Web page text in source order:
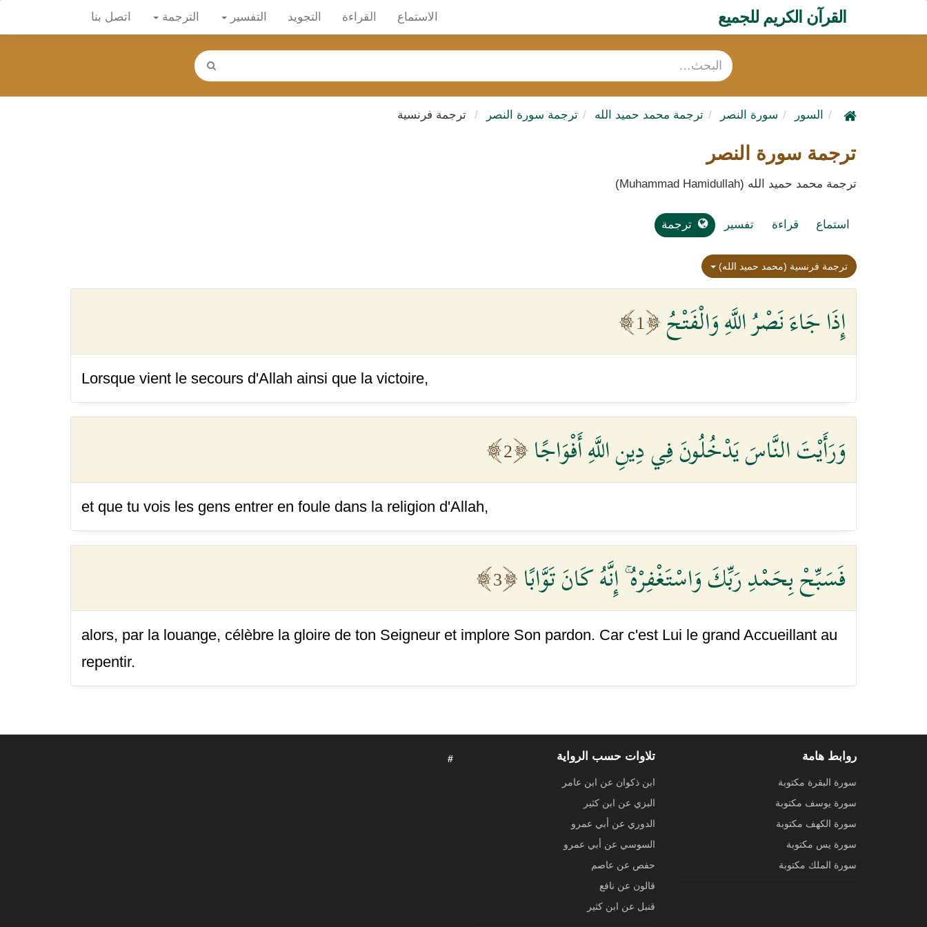
القرآن الكريم للجميع الاستماع القراءة التجويد التفسير الترجمة اتصل بنا
السور سورة النصر ترجمة محمد حميد الله ترجمة سورة النصر ترجمة فرنسية
ترجمة سورة النصر
ترجمة محمد حميد الله (Muhammad Hamidullah)
استماع قراءة تفسير ترجمة
ترجمة فرنسية (محمد حميد الله)
إِذَا جَاءَ نَصْرُ اللَّهِ وَالْفَتْحُ 1
Lorsque vient le secours d'Allah ainsi que la victoire,
وَرَأَيْتَ النَّاسَ يَدْخُلُونَ فِي دِينِ اللَّهِ أَفْوَاجًا 2
et que tu vois les gens entrer en foule dans la religion d'Allah,
فَسَبِّحْ بِحَمْدِ رَبِّكَ وَاسْتَغْفِرْهُ ۚ إِنَّهُ كَانَ تَوَّابًا 3
alors, par la louange, célèbre la gloire de ton Seigneur et implore Son pardon. Car c'est Lui le grand Accueillant au
repentir.
روابط هامة
سورة البقرة مكتوبة
سورة يوسف مكتوبة
سورة الكهف مكتوبة
سورة يس مكتوبة
سورة الملك مكتوبة
تلاوات حسب الرواية
ابن ذكوان عن ابن عامر
البزي عن ابن كثير
الدوري عن أبي عمرو
السوسي عن أبي عمرو
حفص عن عاصم
قالون عن نافع
قنبل عن ابن كثير
#